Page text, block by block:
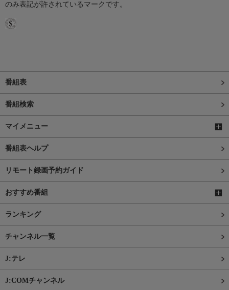
のみ表記が許されているマークです。
番組表
番組検索
マイメニュー
番組表ヘルプ
リモート録画予約ガイド
おすすめ番組
ランキング
チャンネル一覧
J:テレ
J:COMチャンネル